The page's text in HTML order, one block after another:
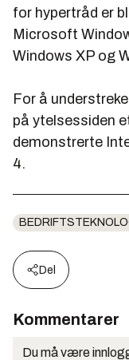
for hypertråd er
Microsoft
Windows XP og
For å
på ytelsessiden
demonstrerte
4.
Del
Kommentarer
Du må være